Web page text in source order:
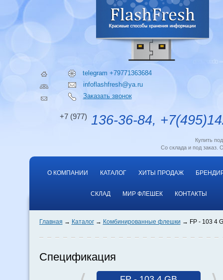
telegram +79771363684
infoflashfresh@ya.ru
Заказать звонок
+7 (977) 136-36-84,
Купить
Со склада и под заказ.
О КОМПАНИИ КАТАЛОГ ХИТЫ ПРОДАЖ
СКЛАД МИР ФЛЕШЕК КОНТАКТЫ
Главная Каталог Комбинированные флешки FP - 103 4
Спецификация